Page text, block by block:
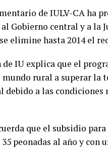
de IULV-CA ha
Gobierno central y a la
elimine hasta 2014 el
IU explica que el
mundo rural a superar
debido a las
que el subsidio
peonadas al año y con